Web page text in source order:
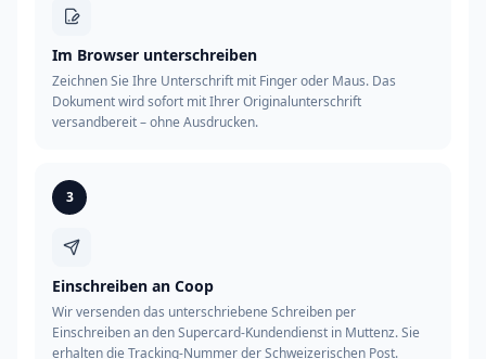
Im Browser unterschreiben
Zeichnen Sie Ihre Unterschrift mit Finger oder Maus. Das
Dokument wird sofort mit Ihrer Originalunterschrift
versandbereit – ohne Ausdrucken.
3
Einschreiben an Coop
Wir versenden das unterschriebene Schreiben per
Einschreiben an den Supercard-Kundendienst in Muttenz. Sie
erhalten die Tracking-Nummer der Schweizerischen Post.